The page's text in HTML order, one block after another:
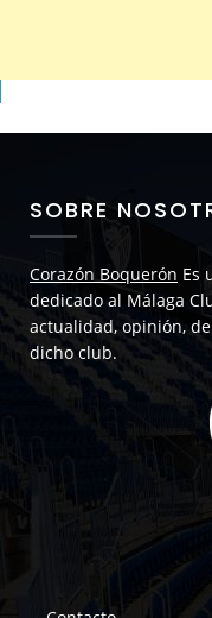
SOBRE
Corazón Boquerón Es
dedicado al Málaga
actualidad, opinión,
dicho club.